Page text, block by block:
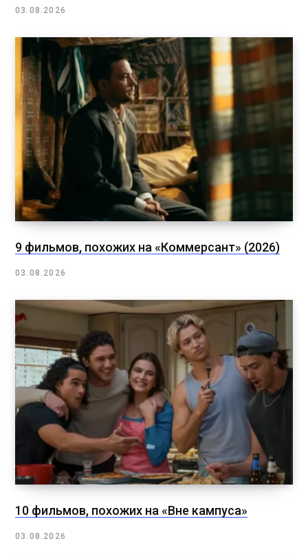
03.08.2026
9 фильмов, похожих на «Коммерсант» (2026)
03.08.2026
10 фильмов, похожих на «Вне кампуса»
03.08.2026